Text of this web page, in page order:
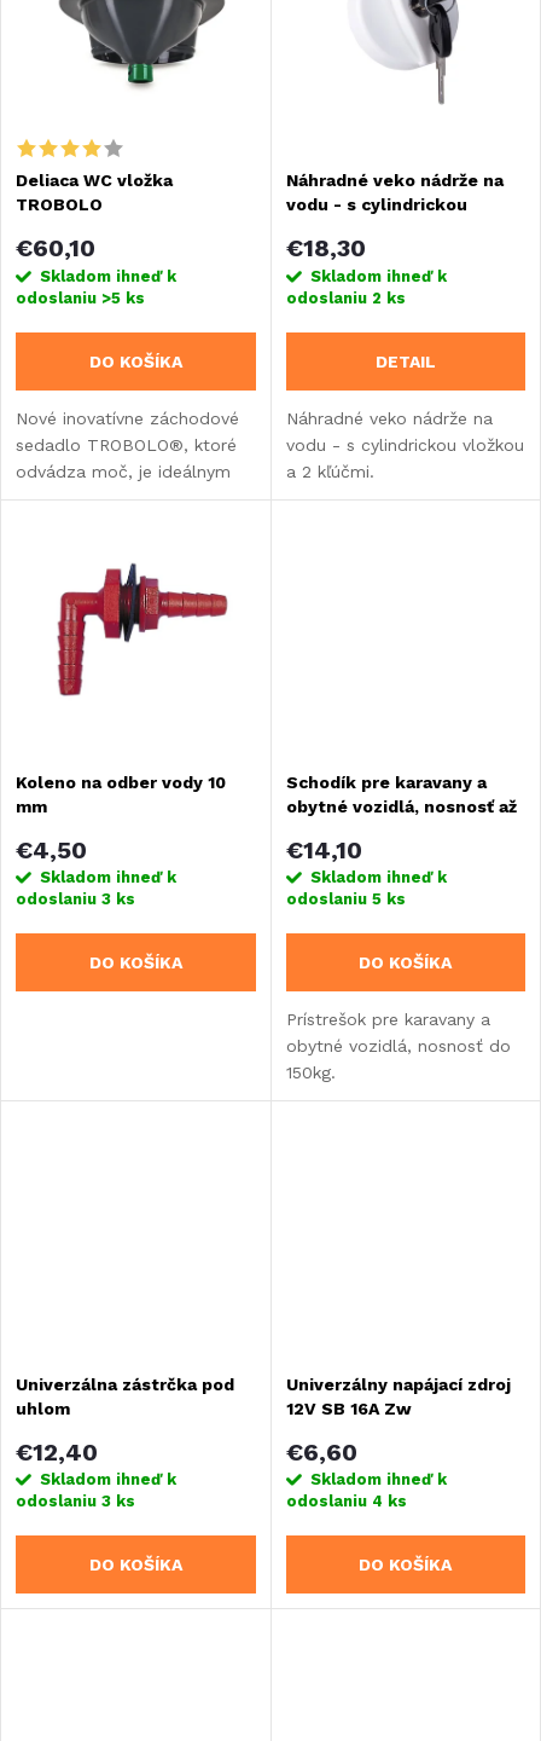
i
e
p
r
o
d
u
Abecedne
s
p
r
o
d
u
Deliaca WC vložka
TROBOLO
€60,10
Skladom ihneď k
odoslaniu >5 ks
DO KOŠÍKA
Nové inovatívne záchodové
sedadlo TROBOLO®, ktoré
odvádza moč, je ideálnym
riešením pre každého, kto si
Náhradné veko nádrže na
vodu - s cylindrickou
€18,30
Skladom ihneď k
odoslaniu 2 ks
DETAIL
Náhradné veko nádrže na
vodu - s cylindrickou vložkou
a 2 kľúčmi.
Koleno na odber vody 10
mm
€4,50
Skladom ihneď k
odoslaniu 3 ks
DO KOŠÍKA
Schodík pre karavany a
obytné vozidlá, nosnosť až
€14,10
Skladom ihneď k
odoslaniu 5 ks
DO KOŠÍKA
Prístrešok pre karavany a
obytné vozidlá, nosnosť do
150kg.
Univerzálna zástrčka pod
uhlom
€12,40
Skladom ihneď k
odoslaniu 3 ks
DO KOŠÍKA
Univerzálny napájací zdroj
12V SB 16A Zw
€6,60
Skladom ihneď k
odoslaniu 4 ks
DO KOŠÍKA